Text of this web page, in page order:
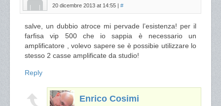
20 dicembre 2013 at 14:55 | #
salve, un dubbio atroce mi pervade l’esistenza! per il
farfisa vip 500 che io sappia è necessario un
amplificatore , volevo sapere se è possibie utilizzare lo
stesso 2 casse amplificate da studio!
Reply
Enrico Cosimi